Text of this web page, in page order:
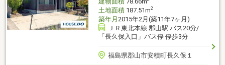
土地面積187.51m2
築年月 2015年2月(築11年7ヶ月)
ＪＲ東北本線 郡山駅 バス20分/
「長久保入口」バス停 停歩3分
福島県郡山市安積町長久保１